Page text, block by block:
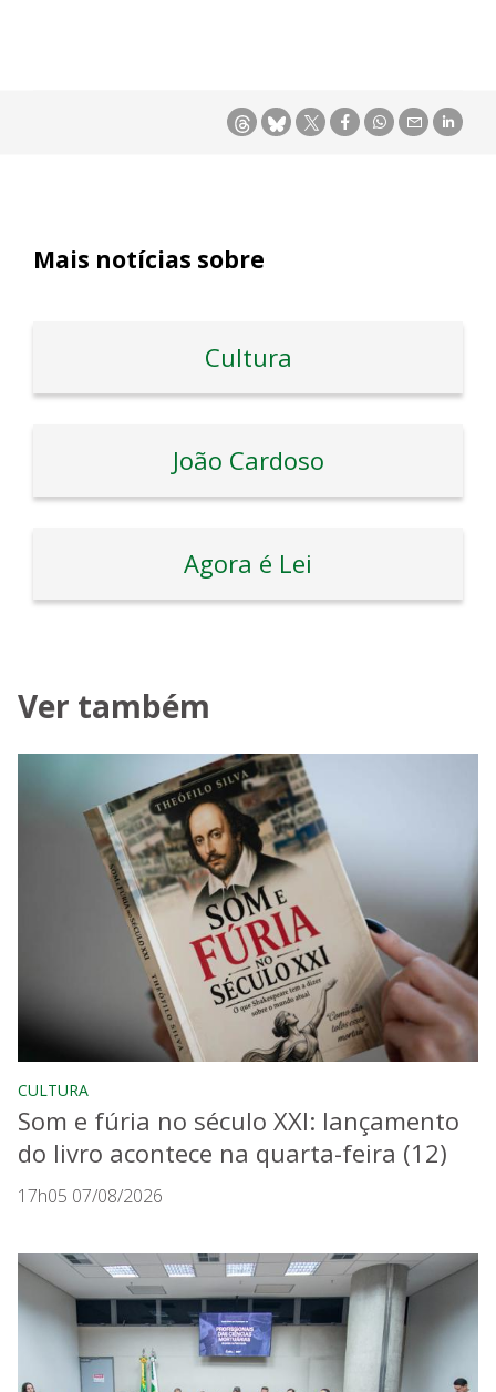
Mais notícias sobre
Cultura
João Cardoso
Agora é Lei
Ver também
CULTURA
Som e fúria no século XXI: lançamento
do livro acontece na quarta-feira (12)
17h05 07/08/2026